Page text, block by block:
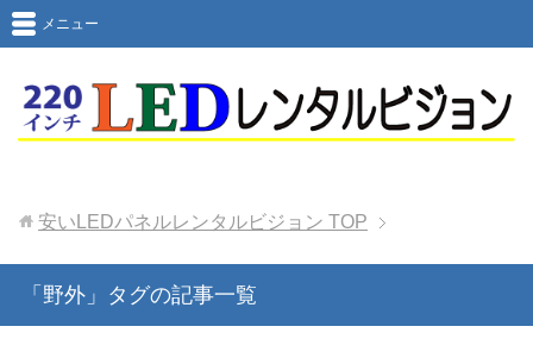
メニュー
安いLEDパネルレンタルビジョン TOP
「野外」タグの記事一覧